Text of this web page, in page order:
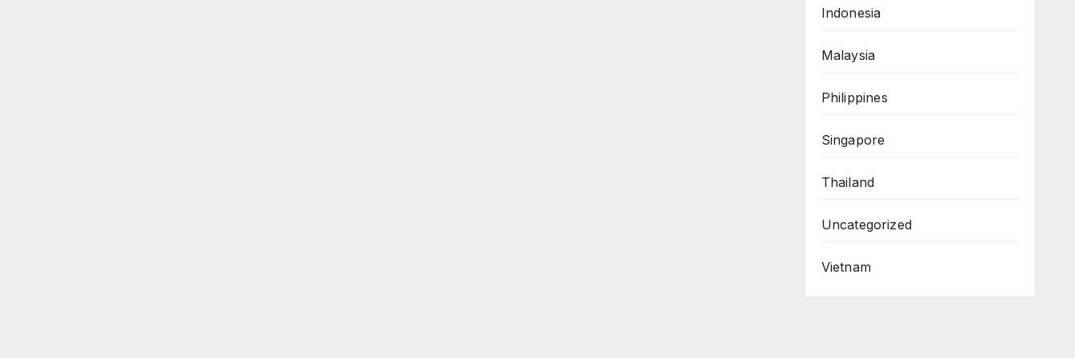
Indonesia
Malaysia
Philippines
Singapore
Thailand
Uncategorized
Vietnam